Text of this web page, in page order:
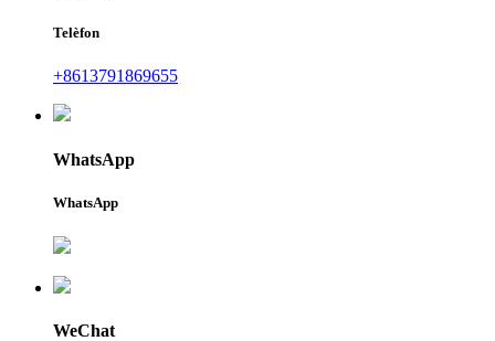
Telèfon
+8613791869655
WhatsApp
WhatsApp
WeChat